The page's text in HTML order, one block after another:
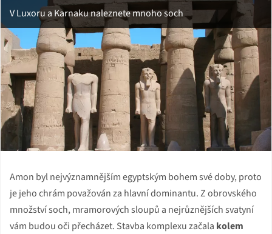
V Luxoru a Karnaku naleznete mnoho soch
Amon byl nejvýznamnějším egyptským bohem své doby, proto
je jeho chrám považován za hlavní dominantu. Z obrovského
množství soch, mramorových sloupů a nejrůznějších svatyní
vám budou oči přecházet. Stavba komplexu začala kolem